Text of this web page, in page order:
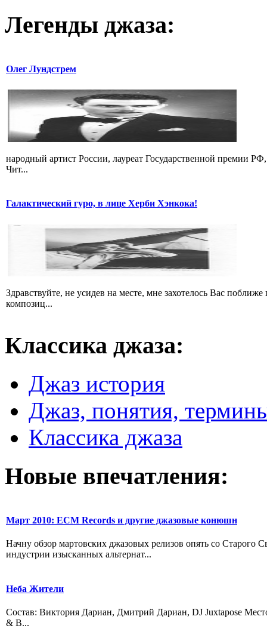
Легенды джаза:
Олег Лундстрем
народный артист России, лауреат Государственной премии
Чит...
Галактический гуро, в лице Херби Хэнкока!
Здравствуйте, не усидев на месте, мне захотелось Вас
композиц...
Классика джаза:
Джаз история
Джаз, понятия,
Классика джаза
Новые впечатления:
Март 2010: ЕСМ Records и другие джазовые конюшн
Начну обзор мартовских джазовых релизов опять со
индустрии изысканных альтернат...
Неба Жители
Состав: Виктория Дариан, Дмитрий Дариан, DJ Juxtapose
& B...